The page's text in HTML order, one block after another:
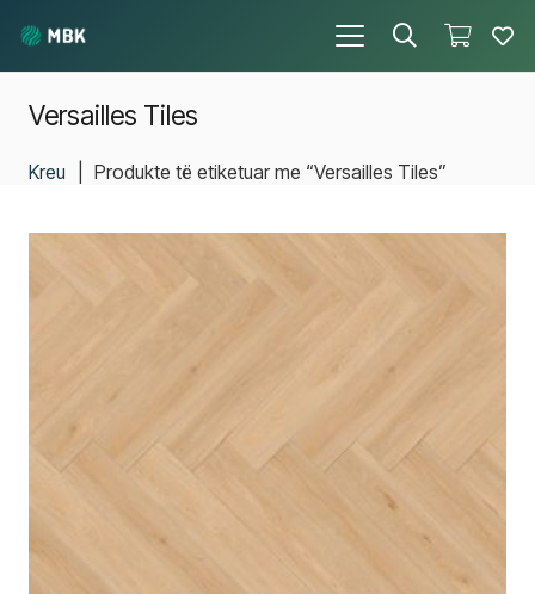
Versailles Tiles
Kreu Produkte të etiketuar me “Versailles Tiles”